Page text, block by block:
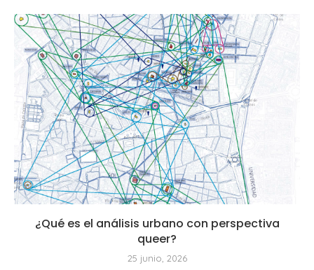
¿Qué es el análisis urbano con perspectiva
queer?
25 junio, 2026